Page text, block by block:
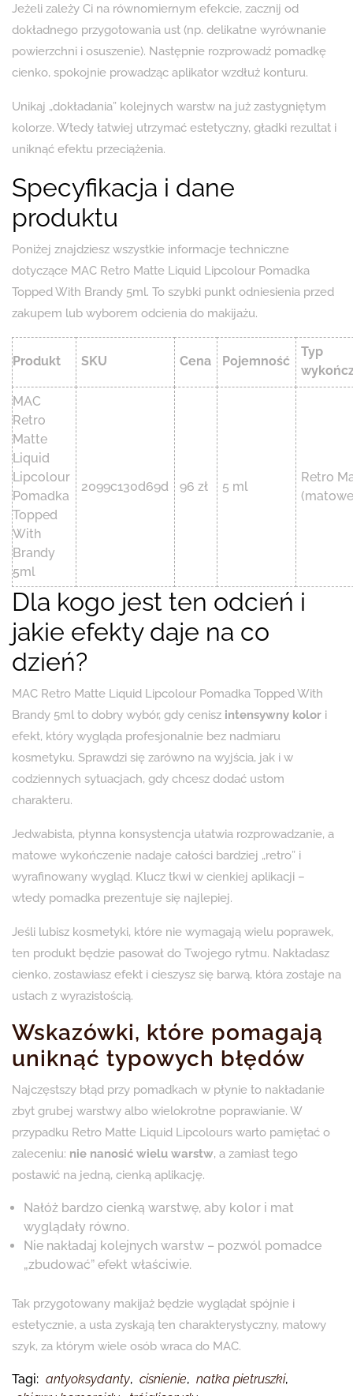
Jeżeli zależy Ci na równomiernym efekcie, zacznij od
dokładnego przygotowania ust (np. delikatne wyrównanie
powierzchni i osuszenie). Następnie rozprowadź pomadkę
cienko, spokojnie prowadząc aplikator wzdłuż konturu.
Unikaj „dokładania” kolejnych warstw na już zastygniętym
kolorze. Wtedy łatwiej utrzymać estetyczny, gładki rezultat i
uniknąć efektu przeciążenia.
Specyfikacja i dane
produktu
Poniżej znajdziesz wszystkie informacje techniczne
dotyczące MAC Retro Matte Liquid Lipcolour Pomadka
Topped With Brandy 5ml. To szybki punkt odniesienia przed
zakupem lub wyborem odcienia do makijażu.
Produkt SKU Cena Pojemność
Typ
MAC
Retro
Matte
Liquid
Lipcolour
Pomadka
Topped
With
Brandy
5ml
2099c130d69d 96 zł 5 ml
Retro
Dla kogo jest ten odcień i
jakie efekty daje na co
dzień?
MAC Retro Matte Liquid Lipcolour Pomadka Topped With
Brandy 5ml to dobry wybór, gdy cenisz intensywny kolor i
efekt, który wygląda profesjonalnie bez nadmiaru
kosmetyku. Sprawdzi się zarówno na wyjścia, jak i w
codziennych sytuacjach, gdy chcesz dodać ustom
charakteru.
Jedwabista, płynna konsystencja ułatwia rozprowadzanie, a
matowe wykończenie nadaje całości bardziej „retro” i
wyrafinowany wygląd. Klucz tkwi w cienkiej aplikacji –
wtedy pomadka prezentuje się najlepiej.
Jeśli lubisz kosmetyki, które nie wymagają wielu poprawek,
ten produkt będzie pasował do Twojego rytmu. Nakładasz
cienko, zostawiasz efekt i cieszysz się barwą, która zostaje na
ustach z wyrazistością.
Wskazówki, które pomagają
uniknąć typowych błędów
Najczęstszy błąd przy pomadkach w płynie to nakładanie
zbyt grubej warstwy albo wielokrotne poprawianie. W
przypadku Retro Matte Liquid Lipcolours warto pamiętać o
zaleceniu: nie nanosić wielu warstw, a zamiast tego
postawić na jedną, cienką aplikację.
Nałóż bardzo cienką warstwę, aby kolor i mat
wyglądały równo.
Nie nakładaj kolejnych warstw – pozwól pomadce
„zbudować” efekt właściwie.
Tak przygotowany makijaż będzie wyglądał spójnie i
estetycznie, a usta zyskają ten charakterystyczny, matowy
szyk, za którym wiele osób wraca do MAC.
Tagi: antyoksydanty, cisnienie, natka pietruszki,